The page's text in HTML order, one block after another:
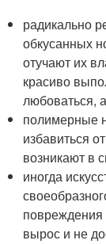
радикально
обкусанных
отучают их
красиво
любоваться,
полимерные
избавиться
возникают в
иногда
повреждения
вырос и не